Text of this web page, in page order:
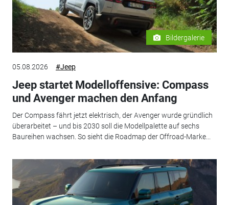
Bildergalerie
05.08.2026 #Jeep
Jeep startet Modelloffensive: Compass
und Avenger machen den Anfang
Der Compass fährt jetzt elektrisch, der Avenger wurde gründlich
überarbeitet – und bis 2030 soll die Modellpalette auf sechs
Baureihen wachsen. So sieht die Roadmap der Offroad-Marke...